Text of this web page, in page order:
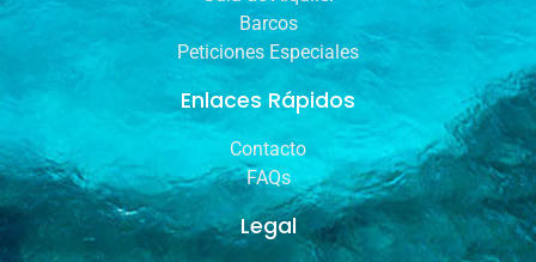
Barcos
Peticiones Especiales
Enlaces Rápidos
Contacto
FAQs
Legal